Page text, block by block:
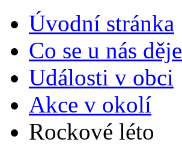
Úvodní stránka
Co se u nás děje
Události v obci
Akce v okolí
Rockové léto